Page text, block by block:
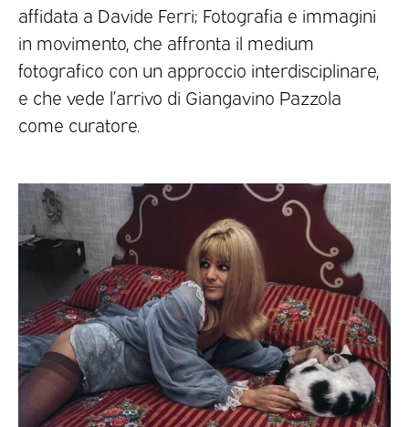
affidata a Davide Ferri; Fotografia e immagini
in movimento, che affronta il medium
fotografico con un approccio interdisciplinare,
e che vede l’arrivo di Giangavino Pazzola
come curatore.